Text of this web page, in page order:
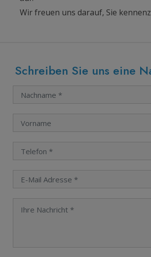
Wir freuen uns darauf, Sie
Schreiben Sie uns eine